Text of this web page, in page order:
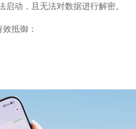
动，且无法对数据进行解密。
抵御：